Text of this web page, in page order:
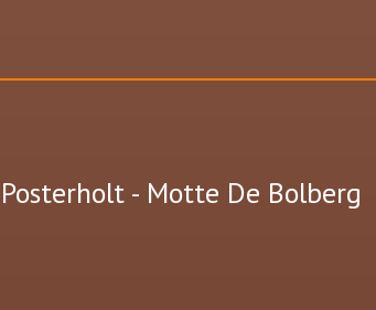
- Motte De Bolberg